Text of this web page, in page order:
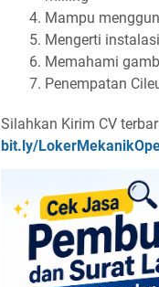
Mampu
Mengerti
Memahami
Penempatan
Silahkan Kirim CV
bit.ly/